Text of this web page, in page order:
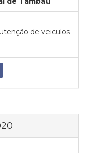
de veiculos